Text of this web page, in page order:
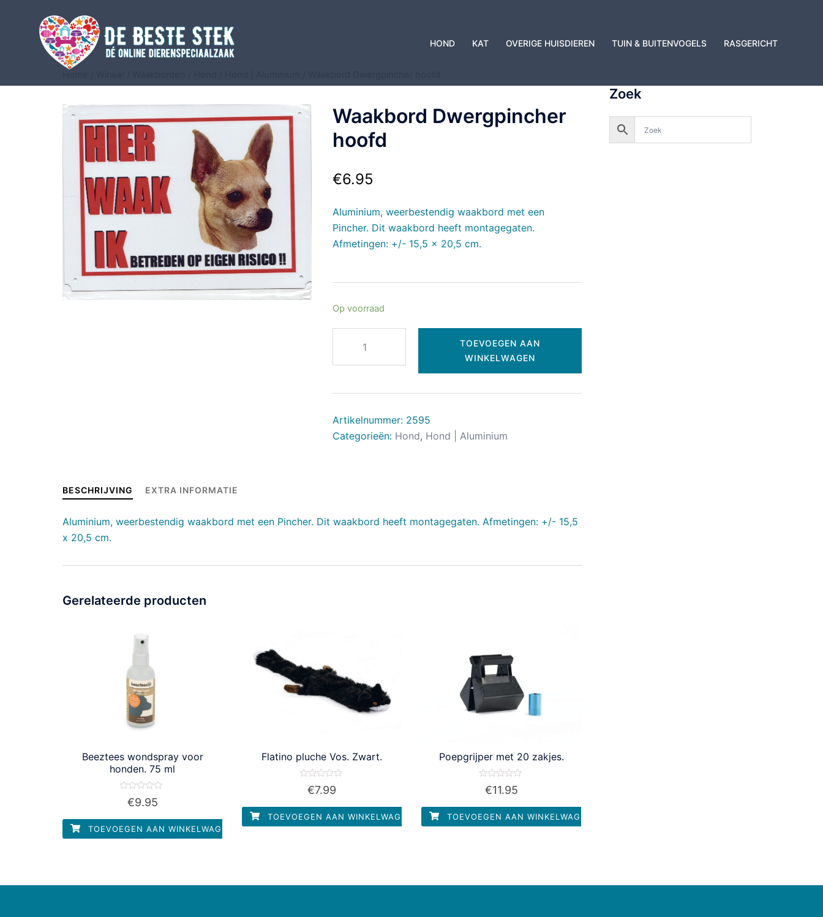
HOND KAT OVERIGE HUISDIEREN TUIN & BUITENVOGELS RASGERICHT
Waakbord Dwergpincher
hoofd
€6.95
Aluminium, weerbestendig waakbord met een
Pincher. Dit waakbord heeft montagegaten.
Afmetingen: +/- 15,5 x 20,5 cm.
Op voorraad
TOEVOEGEN AAN
WINKELWAGEN
Artikelnummer: 2595
Categorieën: Hond, Hond | Aluminium
BESCHRIJVING EXTRA INFORMATIE
Aluminium, weerbestendig waakbord met een Pincher. Dit waakbord heeft montagegaten. Afmetingen: +/- 15,5
x 20,5 cm.
Gerelateerde producten
Beeztees wondspray voor
honden. 75 ml
Waardering
5
€9.95
TOEVOEGEN AAN WINKELWAGEN
Flatino pluche Vos. Zwart.
Waardering
5
€7.99
TOEVOEGEN AAN WINKELWAGEN
Poepgrijper met 20 zakjes.
Waardering
5
€11.95
TOEVOEGEN AAN WINKELWAGEN
Zoek